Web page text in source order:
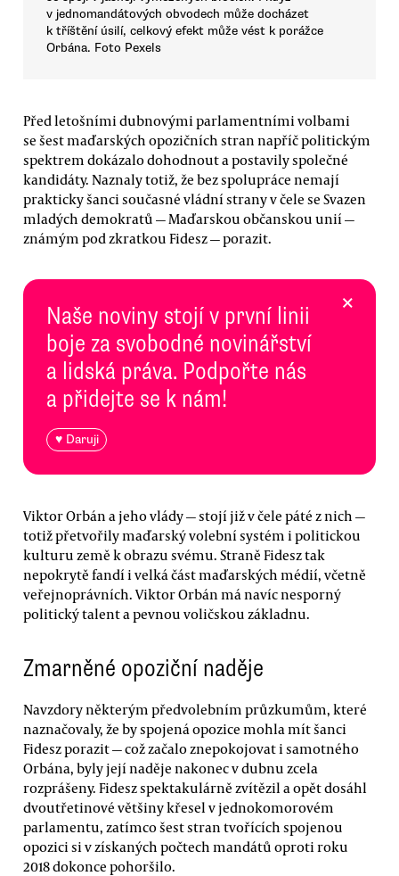
v jednomandátových obvodech může docházet
k tříštění úsilí, celkový efekt může vést k porážce
Orbána. Foto Pexels
Před letošními dubnovými parlamentními volbami
se šest maďarských opozičních stran napříč politickým
spektrem dokázalo dohodnout a postavily společné
kandidáty. Naznaly totiž, že bez spolupráce nemají
prakticky šanci současné vládní strany v čele se Svazen
mladých demokratů — Maďarskou občanskou unií —
známým pod zkratkou Fidesz — porazit.
Naše noviny stojí v první linii
boje za svobodné novinářství
a lidská práva. Podpořte nás
a přidejte se k nám!
♥ Daruji
×
Viktor Orbán a jeho vlády — stojí již v čele páté z nich —
totiž přetvořily maďarský volební systém i politickou
kulturu země k obrazu svému. Straně Fidesz tak
nepokrytě fandí i velká část maďarských médií, včetně
veřejnoprávních. Viktor Orbán má navíc nesporný
politický talent a pevnou voličskou základnu.
Zmarněné opoziční naděje
Navzdory některým předvolebním průzkumům, které
naznačovaly, že by spojená opozice mohla mít šanci
Fidesz porazit — což začalo znepokojovat i samotného
Orbána, byly její naděje nakonec v dubnu zcela
rozprášeny. Fidesz spektakulárně zvítězil a opět dosáhl
dvoutřetinové většiny křesel v jednokomorovém
parlamentu, zatímco šest stran tvořících spojenou
opozici si v získaných počtech mandátů oproti roku
2018 dokonce pohoršilo.